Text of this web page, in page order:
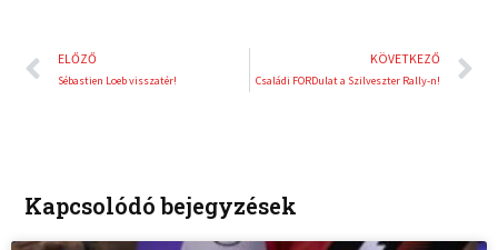
Előző
ELŐZŐ
Sébastien Loeb visszatér!
KÖVETKEZŐ
Családi FORDulat a Szilveszter Rally-n!
Kapcsolódó bejegyzések